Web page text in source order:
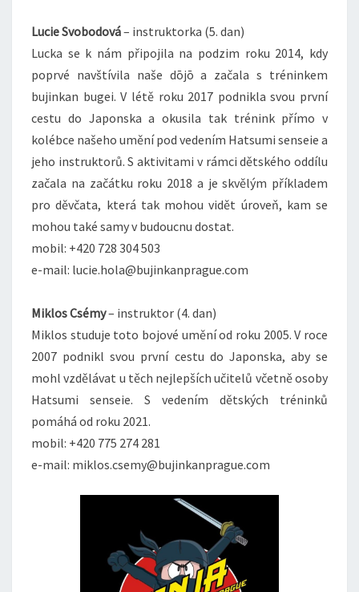
Lucie Svobodová– instruktorka (5. dan)
Lucka se k nám připojila na podzim roku 2014, kdy
poprvé navštívila naše dōjō a začala s tréninkem
bujinkan bugei. V létě roku 2017 podnikla svou první
cestu do Japonska a okusila tak trénink přímo v
kolébce našeho umění pod vedením Hatsumi senseie a
jeho instruktorů. S aktivitami v rámci dětského oddílu
začala na začátku roku 2018 a je skvělým příkladem
pro děvčata, která tak mohou vidět úroveň, kam se
mohou také samy v budoucnu dostat.
mobil: +420 728 304 503
e-mail: lucie.hola@bujinkanprague.com
Miklos Csémy– instruktor (4. dan)
Miklos studuje toto bojové umění od roku 2005. V roce
2007 podnikl svou první cestu do Japonska, aby se
mohl vzdělávat u těch nejlepších učitelů včetně osoby
Hatsumi senseie. S vedením dětských tréninků
pomáhá od roku 2021.
mobil: +420 775 274 281
e-mail: miklos.csemy@bujinkanprague.com